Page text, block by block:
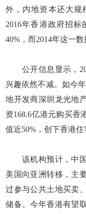
外，内地资本还大规
2016年香港政府招
40%，而2014年这一数
公开信息显示，
兴趣依然不减。如今
地开发商深圳龙光地
资168.6亿港元购买香
值近50%，创下香港住
该机构预计，中国
美国向亚洲转移，主
过参与公共土地买卖
储备。今年香港有望